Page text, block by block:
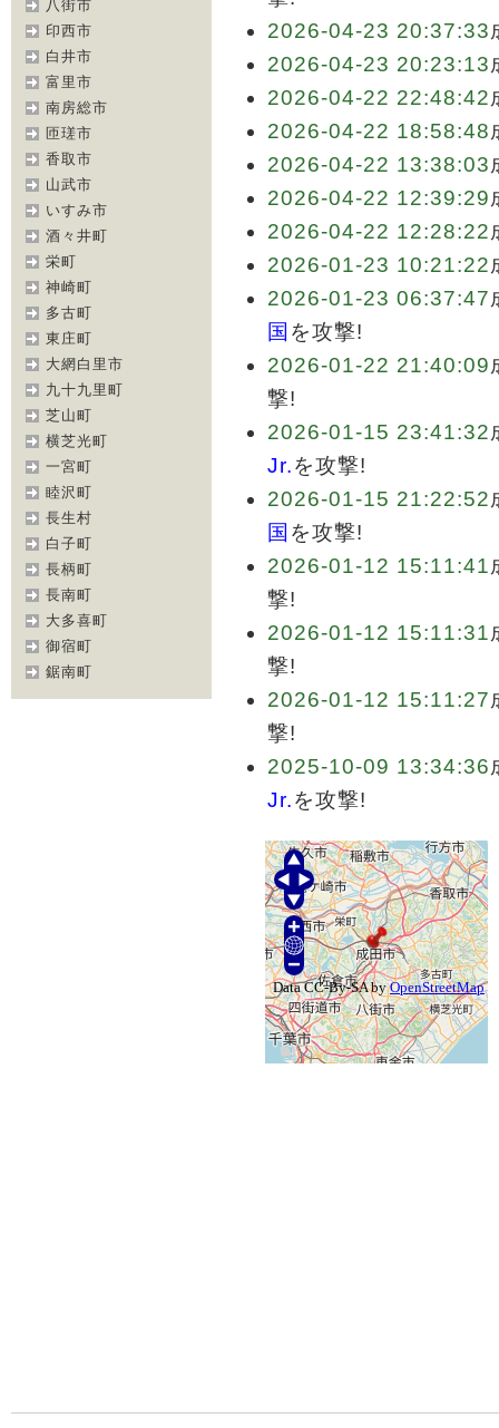
八街市
印西市
白井市
富里市
南房総市
匝瑳市
香取市
山武市
いすみ市
酒々井町
栄町
神崎町
多古町
東庄町
大網白里市
九十九里町
芝山町
横芝光町
一宮町
睦沢町
長生村
白子町
長柄町
長南町
大多喜町
御宿町
鋸南町
2026-04-23 20:37:33
2026-04-23 20:23:13
2026-04-22 22:48:42
2026-04-22 18:58:48
2026-04-22 13:38:03
2026-04-22 12:39:29
2026-04-22 12:28:22
2026-01-23 10:21:22
2026-01-23 06:37:47
国 を攻撃!
2026-01-22 21:40:09
撃!
2026-01-15 23:41:32
Jr.を攻撃!
2026-01-15 21:22:52
国 を攻撃!
2026-01-12 15:11:41
撃!
2026-01-12 15:11:31
撃!
2026-01-12 15:11:27
撃!
2025-10-09 13:34:36
Jr.を攻撃!